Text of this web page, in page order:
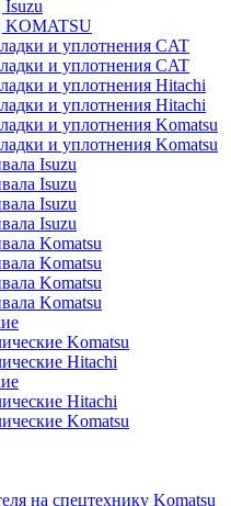
KOMATSU
и уплотнения CAT
и уплотнения CAT
и уплотнения Hitachi
и уплотнения Hitachi
и уплотнения Komatsu
и уплотнения Komatsu
Isuzu
Isuzu
Isuzu
Isuzu
Komatsu
Komatsu
Komatsu
Komatsu
Komatsu
Hitachi
Hitachi
Komatsu
на спецтехнику Komatsu